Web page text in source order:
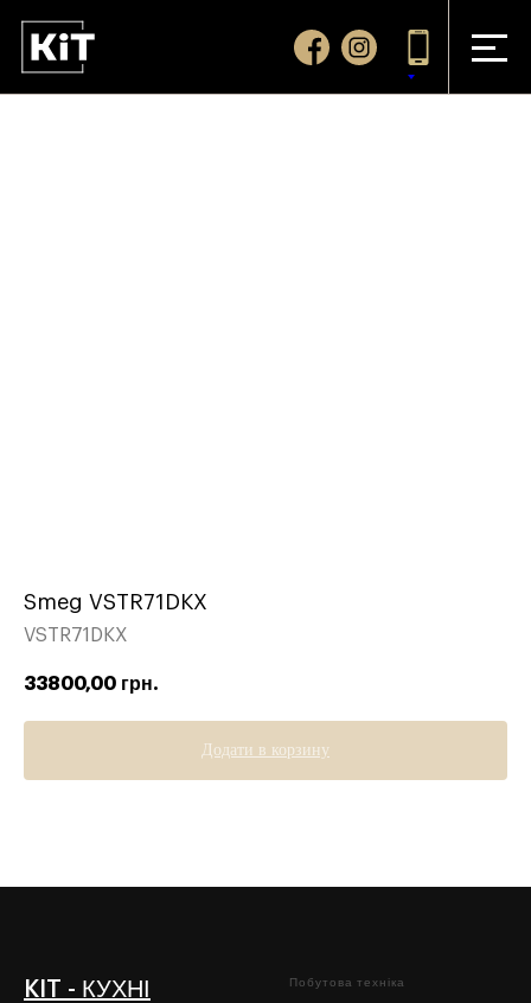
Smeg VSTR71DKX
VSTR71DKX
33800,00 грн.
Додати в корзину
KIT - КУХНІ
Побутова техніка